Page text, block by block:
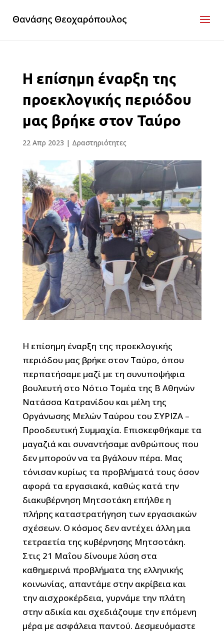
Η επίσημη έναρξη της
προεκλογικής περιόδου
μας βρήκε στον Ταύρο
22 Απρ 2023 | Δραστηριότητες
Η επίσημη έναρξη της προεκλογικής
περιόδου μας βρήκε στον Ταύρο, όπου
περπατήσαμε μαζί με τη συνυποψήφια
βουλευτή στο Νότιο Τομέα της Β Αθηνών
Νατάσσα Κατρανίδου και μέλη της
Οργάνωσης Μελών Ταύρου του ΣΥΡΙΖΑ –
Προοδευτική Συμμαχία. Επισκεφθήκαμε τα
μαγαζιά και συναντήσαμε ανθρώπους που
δεν μπορούν να τα βγάλουν πέρα. Μας
τόνισαν κυρίως τα προβλήματά τους όσον
αφορά τα εργασιακά, καθώς κατά την
διακυβέρνηση Μητσοτάκη επήλθε η
πλήρης καταστρατήγηση των εργασιακών
σχέσεων. Ο κόσμος δεν αντέχει άλλη μια
τετραετία της κυβέρνησης Μητσοτάκη.
Στις 21 Μαΐου δίνουμε λύση στα
καθημερινά προβλήματα της ελληνικής
κοινωνίας, απαντάμε στην ακρίβεια και
την αισχροκέρδεια, γυρνάμε την πλάτη
στην αδικία και σχεδιάζουμε την επόμενη
μέρα με ασφάλεια παντού. Δεσμευόμαστε